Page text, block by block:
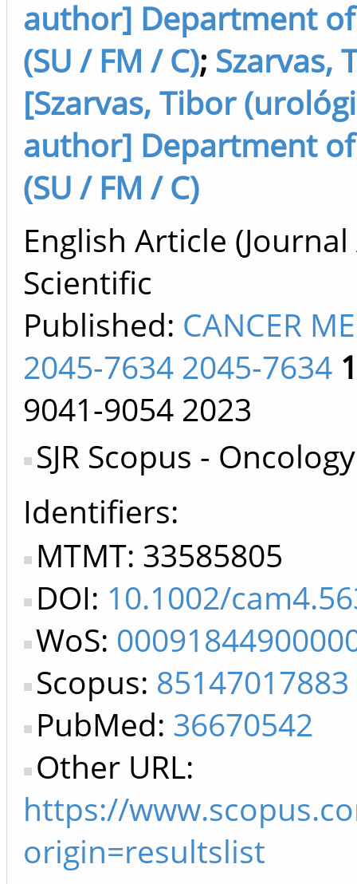
author] Department
(SU / FM / C); Szarvas,
[Szarvas, Tibor
author] Department
(SU / FM / C)
English Article
Scientific
Published: CANCER
2045-7634 2045-7634
9041-9054 2023
SJR Scopus -
Identifiers
MTMT: 33585805
DOI: 10.1002/
WoS:
Scopus: 85147017883
PubMed: 36670542
Other URL:
https://
origin=resultslist